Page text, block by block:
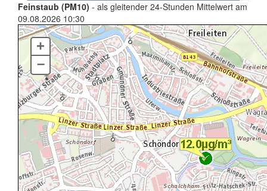
Feinstaub (PM10) - als gleitender 24-Stunden Mittelwert am
09.08.2026 10:30
+
–